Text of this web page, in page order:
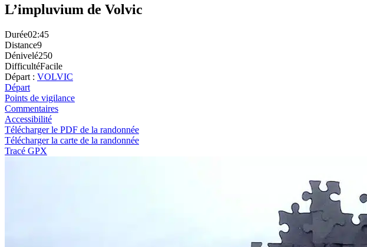
L’impluvium de Volvic
Durée02:45
Distance9
Dénivelé250
DifficultéFacile
Départ : VOLVIC
Départ
Points de vigilance
Commentaires
Accessibilité
Télécharger le PDF de la randonnée
Télécharger la carte de la randonnée
Tracé GPX